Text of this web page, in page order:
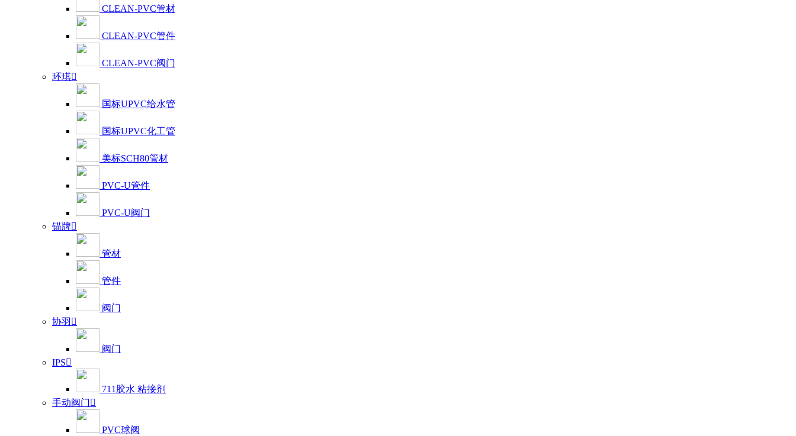
CLEAN-PVC管材
CLEAN-PVC管件
CLEAN-PVC阀门
环琪
国标UPVC给水管
国标UPVC化工管
美标SCH80管材
PVC-U管件
PVC-U阀门
锚牌
管材
管件
阀门
协羽 
阀门
IPS
711胶水 粘接剂
手动阀门 
PVC球阀